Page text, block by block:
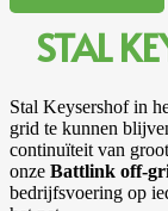
STAL
Stal Keysershof in
grid te kunnen
continuïteit van
onze Battlink off-
bedrijfsvoering op